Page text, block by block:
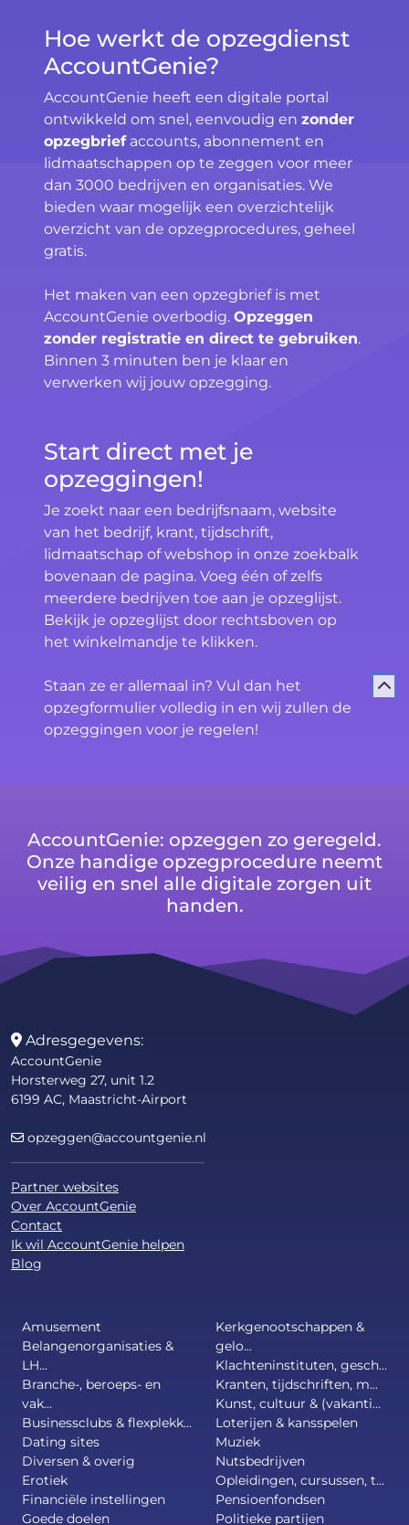
Hoe werkt de opzegdienst
AccountGenie?
AccountGenie heeft een digitale portal
ontwikkeld om snel, eenvoudig en zonder
opzegbriefaccounts, abonnement en
lidmaatschappen op te zeggen voor meer
dan 3000 bedrijven en organisaties. We
bieden waar mogelijk een overzichtelijk
overzicht van de opzegprocedures, geheel
gratis.
Het maken van een opzegbrief is met
AccountGenie overbodig. Opzeggen
zonder registratie en direct te gebruiken.
Binnen 3 minuten ben je klaar en
verwerken wij jouw opzegging.
Start direct met je
opzeggingen!
Je zoekt naar een bedrijfsnaam, website
van het bedrijf, krant, tijdschrift,
lidmaatschap of webshop in onze zoekbalk
bovenaan de pagina. Voeg één of zelfs
meerdere bedrijven toe aan je opzeglijst.
Bekijk je opzeglijst door rechtsboven op
het winkelmandje te klikken.
Staan ze er allemaal in? Vul dan het
opzegformulier volledig in en wij zullen de
opzeggingen voor je regelen!
AccountGenie: opzeggen zo geregeld.
Onze handige opzegprocedure neemt
veilig en snel alle digitale zorgen uit
handen.
Adresgegevens:
AccountGenie
Horsterweg 27, unit 1.2
6199 AC, Maastricht-Airport
opzeggen@accountgenie.nl
Partner websites
Over AccountGenie
Contact
Ik wil AccountGenie helpen
Blog
Amusement
Belangenorganisaties &
LH...
Branche-, beroeps- en
vak...
Businessclubs & flexplekk...
Dating sites
Diversen & overig
Erotiek
Financiële instellingen
Goede doelen
Kerkgenootschappen &
gelo...
Klachteninstituten, gesch...
Kranten, tijdschriften, m...
Kunst, cultuur & (vakanti...
Loterijen & kansspelen
Muziek
Nutsbedrijven
Opleidingen, cursussen, t...
Pensioenfondsen
Politieke partijen